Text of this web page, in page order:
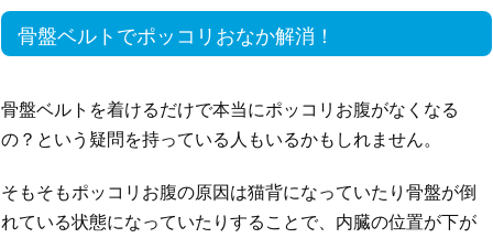
骨盤ベルトでポッコリおなか解消！
骨盤ベルトを着けるだけで本当にポッコリお腹がなくなる
の？という疑問を持っている人もいるかもしれません。
そもそもポッコリお腹の原因は猫背になっていたり骨盤が倒
れている状態になっていたりすることで、内臓の位置が下が